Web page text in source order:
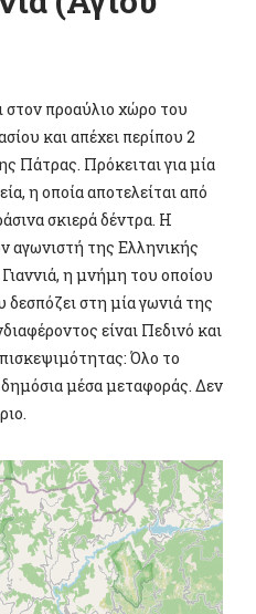
στον προαύλιο χώρο του
και απέχει περίπου 2
Πάτρας. Πρόκειται για μία
η οποία αποτελείται από
σκιερά δέντρα. Η
αγωνιστή της Ελληνικής
η μνήμη του οποίου
στη μία γωνιά της
είναι Πεδινό και
Όλο το
μέσα μεταφοράς. Δεν